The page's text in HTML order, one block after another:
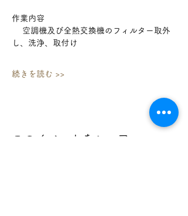
作業内容
空調機及び全熱交換機のフィルター取外
し、洗浄、取付け
続きを読む >>
このイベントをシェア